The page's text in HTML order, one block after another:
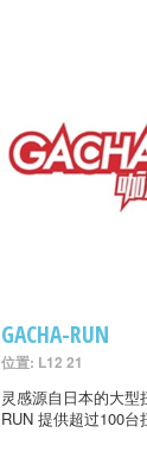
GACHA-RUN
位置: L12 21
灵感源自日本的大型
RUN 提供超过100台